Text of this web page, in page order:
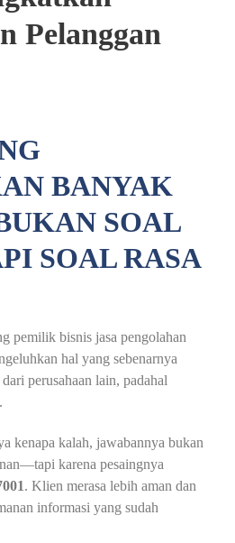
Pelanggan
BANYAK
SOAL
SOAL RASA
pemilik bisnis jasa pengolahan
hal yang sebenarnya
perusahaan lain, padahal
kenapa kalah, jawabannya bukan
karena pesaingnya
. Klien merasa lebih aman dan
informasi yang sudah